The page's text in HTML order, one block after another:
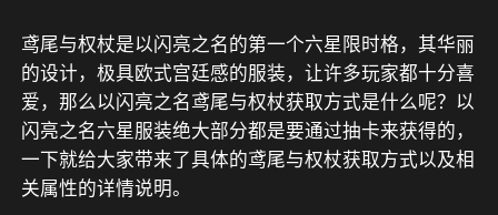
鸢尾与权杖是以闪亮之名的第一个六星限时格，其华丽
的设计，极具欧式宫廷感的服装，让许多玩家都十分喜
爱，那么以闪亮之名鸢尾与权杖获取方式是什么呢？以
闪亮之名六星服装绝大部分都是要通过抽卡来获得的，
一下就给大家带来了具体的鸢尾与权杖获取方式以及相
关属性的详情说明。